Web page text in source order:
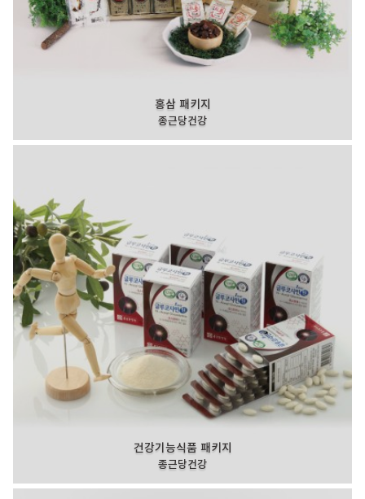
홍삼 패키지
종근당건강
건강기능식품 패키지
종근당건강